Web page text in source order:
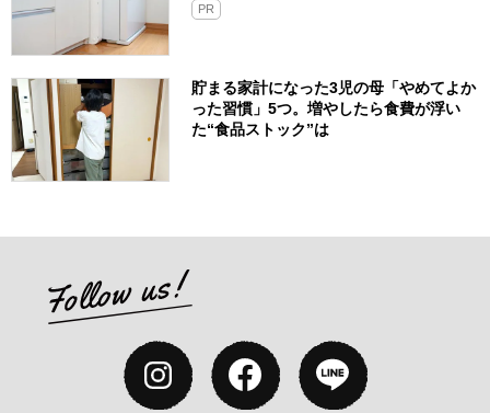
PR
貯まる家計になった3児の母「やめてよか
った習慣」5つ。増やしたら食費が浮い
た“食品ストック”は